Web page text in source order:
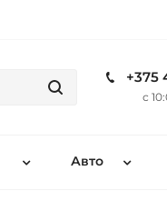
+375
с
Авто